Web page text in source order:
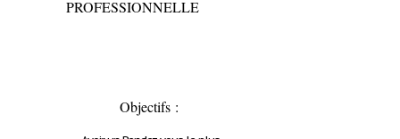
PROFESSIONNELLE
Objectifs :